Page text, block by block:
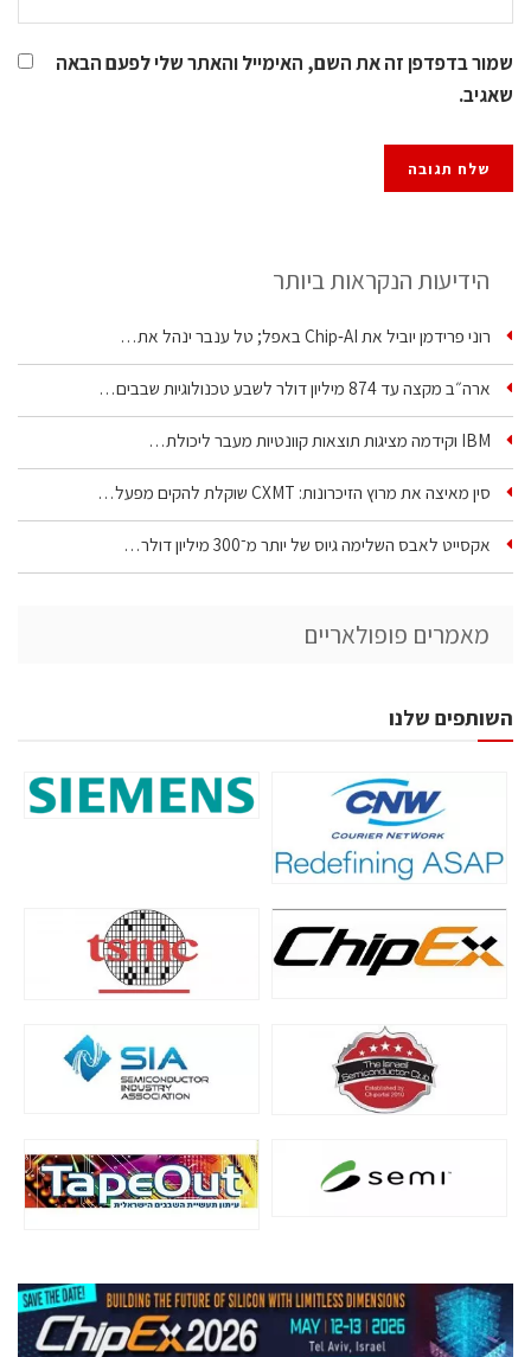
שמור בדפדפן זה את השם, האימייל והאתר שלי לפעם הבאה
שאגיב.
הידיעות הנקראות ביותר
רוני פרידמן יוביל את Chip‑AI באפל; טל ענבר ינהל את…
ארה״ב מקצה עד 874 מיליון דולר לשבע טכנולוגיות שבבים…
IBM וקידמה מציגות תוצאות קוונטיות מעבר ליכולת…
סין מאיצה את מרוץ הזיכרונות: CXMT שוקלת להקים מפעל…
אקסייט לאבס השלימה גיוס של יותר מ־300 מיליון דולר…
מאמרים פופולאריים
השותפים שלנו